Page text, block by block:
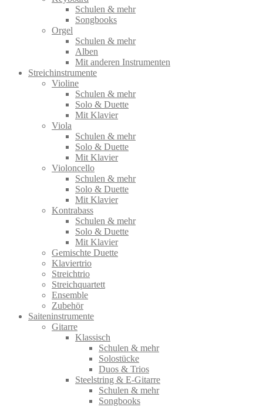
Schulen & mehr
Songbooks
Orgel
Schulen & mehr
Alben
Mit anderen Instrumenten
Streichinstrumente
Violine
Schulen & mehr
Solo & Duette
Mit Klavier
Viola
Schulen & mehr
Solo & Duette
Mit Klavier
Violoncello
Schulen & mehr
Solo & Duette
Mit Klavier
Kontrabass
Schulen & mehr
Solo & Duette
Mit Klavier
Gemischte Duette
Klaviertrio
Streichtrio
Streichquartett
Ensemble
Zubehör
Saiteninstrumente
Gitarre
Klassisch
Schulen & mehr
Solostücke
Duos & Trios
Steelstring & E-Gitarre
Schulen & mehr
Songbooks